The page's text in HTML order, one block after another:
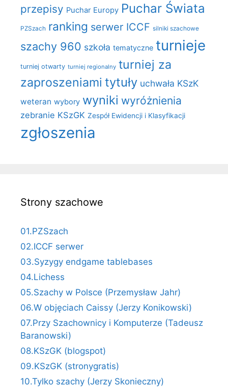
przepisy Puchar Europy Puchar Świata
PZSzach ranking serwer ICCF silniki szachowe
szachy 960 szkoła tematyczne turnieje
turniej otwarty turniej regionalny turniej za
zaproszeniami tytuły uchwała KSzK
weteran wybory wyniki wyróżnienia
zebranie KSzGK Zespół Ewidencji i Klasyfikacji
zgłoszenia
Strony szachowe
01.PZSzach
02.ICCF serwer
03.Syzygy endgame tablebases
04.Lichess
05.Szachy w Polsce (Przemysław Jahr)
06.W objęciach Caissy (Jerzy Konikowski)
07.Przy Szachownicy i Komputerze (Tadeusz
Baranowski)
08.KSzGK (blogspot)
09.KSzGK (stronygratis)
10.Tylko szachy (Jerzy Skonieczny)